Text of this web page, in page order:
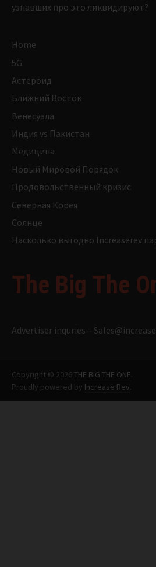
узнавших про это ликвидируют?
Home
5G
Астероид
Ближний Восток
Венесуэла
Индия vs Пакистан
Медицина
Новый Мировой Порядок
Продовольственный кризис
Северная Корея
Солнце
Насколько выгодно Increaserev
The Big The
Advertiser inquries –
Copyright © 2026THE BIG THE ONE.
Proudly powered by Increase Rev.